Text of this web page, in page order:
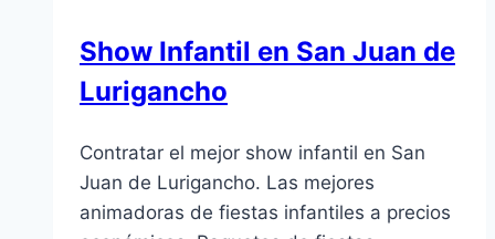
Show Infantil en San Juan de
Lurigancho
Contratar el mejor show infantil en San
Juan de Lurigancho. Las mejores
animadoras de fiestas infantiles a precios